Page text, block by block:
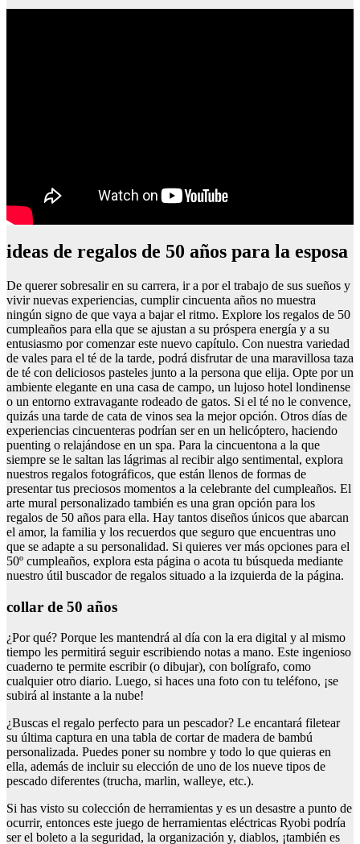
ideas de regalos de 50 años para la esposa
De querer sobresalir en su carrera, ir a por el trabajo de sus sueños y
vivir nuevas experiencias, cumplir cincuenta años no muestra
ningún signo de que vaya a bajar el ritmo. Explore los regalos de 50
cumpleaños para ella que se ajustan a su próspera energía y a su
entusiasmo por comenzar este nuevo capítulo. Con nuestra variedad
de vales para el té de la tarde, podrá disfrutar de una maravillosa taza
de té con deliciosos pasteles junto a la persona que elija. Opte por un
ambiente elegante en una casa de campo, un lujoso hotel londinense
o un entorno extravagante rodeado de gatos. Si el té no le convence,
quizás una tarde de cata de vinos sea la mejor opción. Otros días de
experiencias cincuenteras podrían ser en un helicóptero, haciendo
puenting o relajándose en un spa. Para la cincuentona a la que
siempre se le saltan las lágrimas al recibir algo sentimental, explora
nuestros regalos fotográficos, que están llenos de formas de
presentar tus preciosos momentos a la celebrante del cumpleaños. El
arte mural personalizado también es una gran opción para los
regalos de 50 años para ella. Hay tantos diseños únicos que abarcan
el amor, la familia y los recuerdos que seguro que encuentras uno
que se adapte a su personalidad. Si quieres ver más opciones para el
50º cumpleaños, explora esta página o acota tu búsqueda mediante
nuestro útil buscador de regalos situado a la izquierda de la página.
collar de 50 años
¿Por qué? Porque les mantendrá al día con la era digital y al mismo
tiempo les permitirá seguir escribiendo notas a mano. Este ingenioso
cuaderno te permite escribir (o dibujar), con bolígrafo, como
cualquier otro diario. Luego, si haces una foto con tu teléfono, ¡se
subirá al instante a la nube!
¿Buscas el regalo perfecto para un pescador? Le encantará filetear
su última captura en una tabla de cortar de madera de bambú
personalizada. Puedes poner su nombre y todo lo que quieras en
ella, además de incluir su elección de uno de los nueve tipos de
pescado diferentes (trucha, marlin, walleye, etc.).
Si has visto su colección de herramientas y es un desastre a punto de
ocurrir, entonces este juego de herramientas eléctricas Ryobi podría
ser el boleto a la seguridad, la organización y, diablos, ¡también es